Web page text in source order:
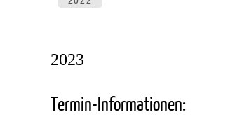
2023
Termin-Informationen: